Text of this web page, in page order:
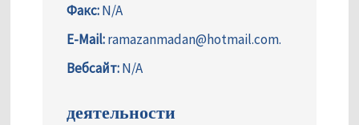
Факс:N/A
E-Mail:ramazanmadan@hotmail.com.
Вебсайт:N/A
деятельности